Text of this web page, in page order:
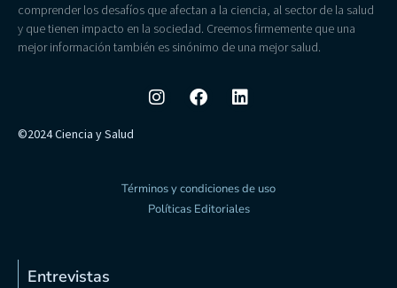
comprender los desafíos que afectan a la ciencia, al sector de la salud
y que tienen impacto en la sociedad. Creemos firmemente que una
mejor información también es sinónimo de una mejor salud.
©2024 Ciencia y Salud
Términos y condiciones de uso
Políticas Editoriales
Entrevistas